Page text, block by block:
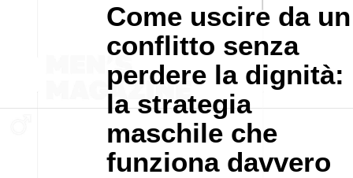
Come uscire da un
conflitto senza
perdere la dignità:
la strategia
maschile che
funziona davvero